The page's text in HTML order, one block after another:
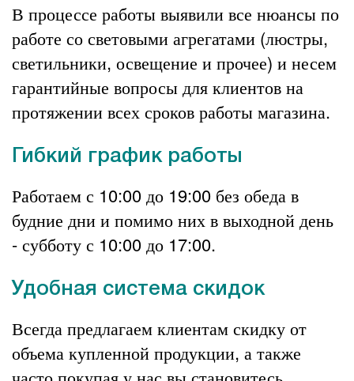
В процессе работы выявили все нюансы по
работе со световыми агрегатами (люстры,
светильники, освещение и прочее) и несем
гарантийные вопросы для клиентов на
протяжении всех сроков работы магазина.
Гибкий график работы
Работаем с 10:00 до 19:00 без обеда в
будние дни и помимо них в выходной день
- субботу с 10:00 до 17:00.
Удобная система скидок
Всегда предлагаем клиентам скидку от
объема купленной продукции, а также